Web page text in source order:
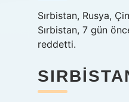
Sırbistan, Rusya,
Sırbistan, 7 gün
reddetti.